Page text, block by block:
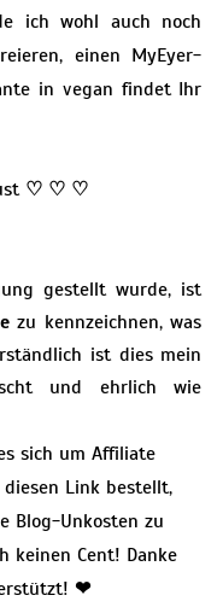
ich wohl auch noch
einen MyEyer-
in vegan findet Ihr
♡ ♡ ♡
gestellt wurde, ist
zu kennzeichnen, was
ist dies mein
und ehrlich wie
sich um Affiliate
Link bestellt,
Blog-Unkosten zu
keinen Cent! Danke
❤